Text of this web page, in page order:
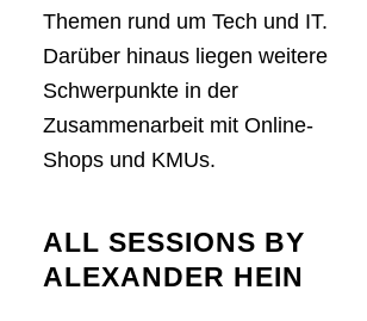
Themen rund um Tech und IT.
Darüber hinaus liegen weitere
Schwerpunkte in der
Zusammenarbeit mit Online-
Shops und KMUs.
ALL SESSIONS BY
ALEXANDER HEIN